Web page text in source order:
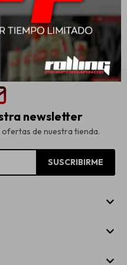
USD
newsletter
ofertas de nuestra tienda.
SUSCRIBIRME